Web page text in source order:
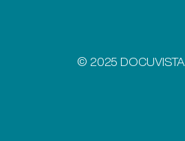
© 2025 DOCUVISTA